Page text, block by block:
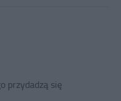
przydadzą się